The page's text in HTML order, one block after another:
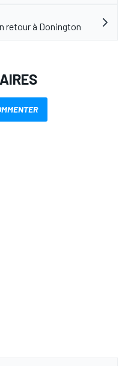
retour à Donington